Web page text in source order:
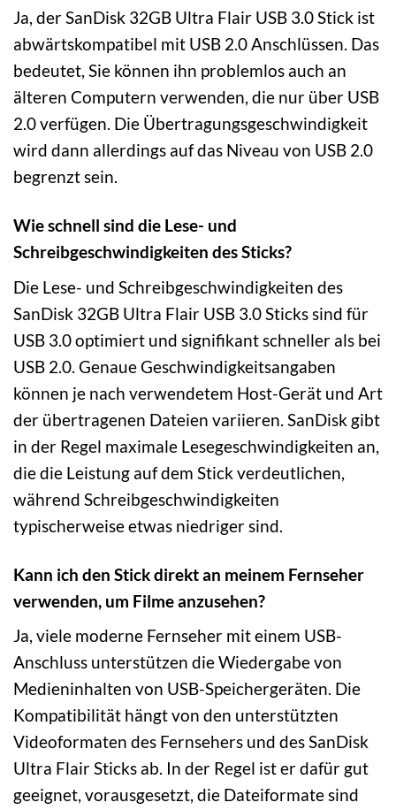
Ja, der SanDisk 32GB Ultra Flair USB 3.0 Stick ist
abwärtskompatibel mit USB 2.0 Anschlüssen. Das
bedeutet, Sie können ihn problemlos auch an
älteren Computern verwenden, die nur über USB
2.0 verfügen. Die Übertragungsgeschwindigkeit
wird dann allerdings auf das Niveau von USB 2.0
begrenzt sein.
Wie schnell sind die Lese- und
Schreibgeschwindigkeiten des Sticks?
Die Lese- und Schreibgeschwindigkeiten des
SanDisk 32GB Ultra Flair USB 3.0 Sticks sind für
USB 3.0 optimiert und signifikant schneller als bei
USB 2.0. Genaue Geschwindigkeitsangaben
können je nach verwendetem Host-Gerät und Art
der übertragenen Dateien variieren. SanDisk gibt
in der Regel maximale Lesegeschwindigkeiten an,
die die Leistung auf dem Stick verdeutlichen,
während Schreibgeschwindigkeiten
typischerweise etwas niedriger sind.
Kann ich den Stick direkt an meinem Fernseher
verwenden, um Filme anzusehen?
Ja, viele moderne Fernseher mit einem USB-
Anschluss unterstützen die Wiedergabe von
Medieninhalten von USB-Speichergeräten. Die
Kompatibilität hängt von den unterstützten
Videoformaten des Fernsehers und des SanDisk
Ultra Flair Sticks ab. In der Regel ist er dafür gut
geeignet, vorausgesetzt, die Dateiformate sind